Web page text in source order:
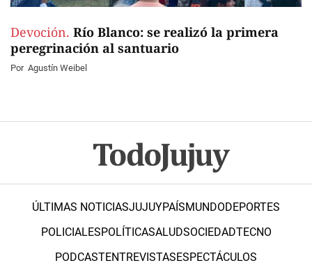
Devoción. Río Blanco: se realizó la primera
peregrinación al santuario
Por Agustín Weibel
ÚLTIMAS NOTICIASJUJUYPAÍSMUNDODEPORTES
POLICIALESPOLÍTICASALUDSOCIEDADTECNO
PODCASTENTREVISTASESPECTÁCULOS